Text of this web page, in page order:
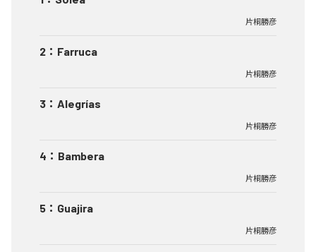
片桐勝彦
2 ： Farruca
片桐勝彦
3 ： Alegrías
片桐勝彦
4 ： Bambera
片桐勝彦
5 ： Guajira
片桐勝彦